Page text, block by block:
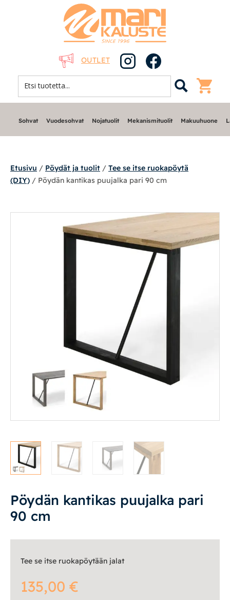
OUTLET
Nojatuolit
Työpöydät ja työtuolit
Matot
Ulkokalusteet
Valaisimet
Vuodesohvat
Senioreille
Oma tili|Yhteystiedot|Ostoskori
Sohvat Vuodesohvat Nojatuolit Mekanismituolit Makuuhuone
Etusivu / Pöydät ja tuolit / Tee se itse ruokapöytä
(DIY) / Pöydän kantikas puujalka pari 90 cm
Pöydän kantikas puujalka pari
90 cm
Tee se itse ruokapöytään jalat
135,00 €